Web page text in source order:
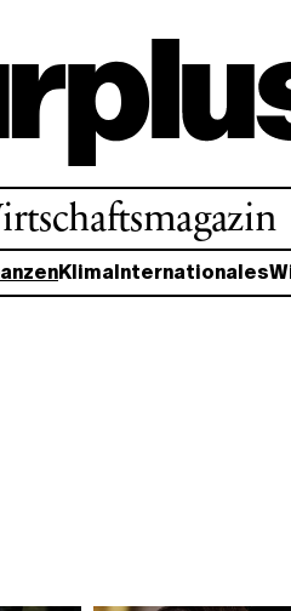
KlimaInternationales